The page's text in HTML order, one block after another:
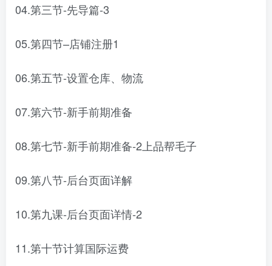
04.第三节-先导篇-3
05.第四节–店铺注册1
06.第五节-设置仓库、物流
07.第六节-新手前期准备
08.第七节-新手前期准备-2上品帮毛子
09.第八节-后台页面详解
10.第九课-后台页面详情-2
11.第十节计算国际运费